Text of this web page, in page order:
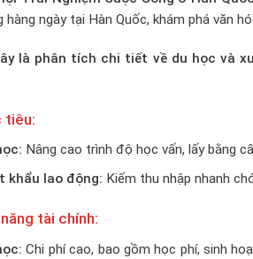
hàng ngày tại Hàn Quốc, khám phá văn
là phân tích chi tiết về du học và
tiêu:
Nâng cao trình độ học vấn, lấy bằng
khẩu lao động: Kiếm thu nhập nhanh
tài chính:
Chi phí cao, bao gồm học phí, sinh